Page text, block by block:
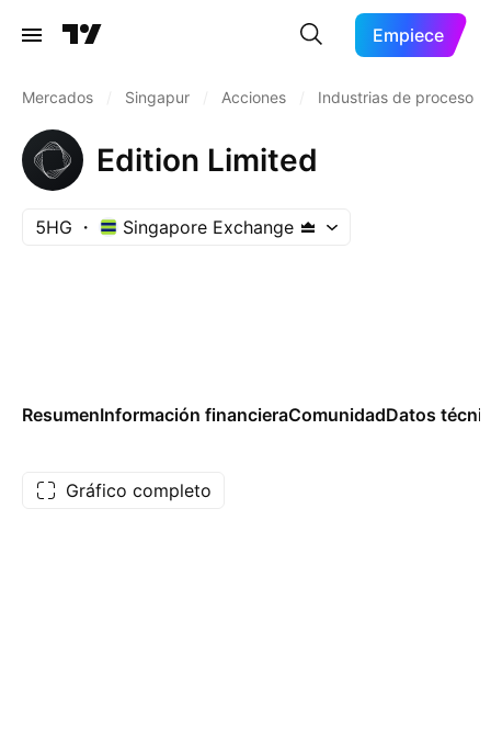
Empiece
Mercados Singapur Acciones Industrias de proceso
Edition Limited
5HG Singapore Exchange
ResumenInformación financieraComunidadDatos
Gráfico completo